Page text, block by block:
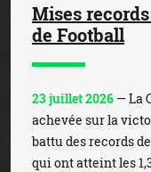
Mises
de Football
23 juillet 2026 — La
achevée sur la
battu des records
qui ont atteint les